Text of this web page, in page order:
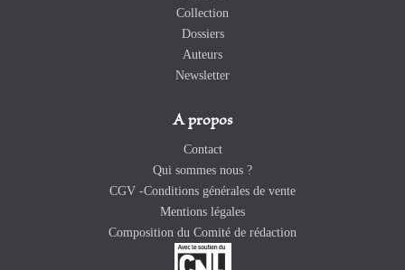
Collection
Dossiers
Auteurs
Newsletter
A propos
Contact
Qui sommes nous ?
CGV -Conditions générales de vente
Mentions légales
Composition du Comité de rédaction